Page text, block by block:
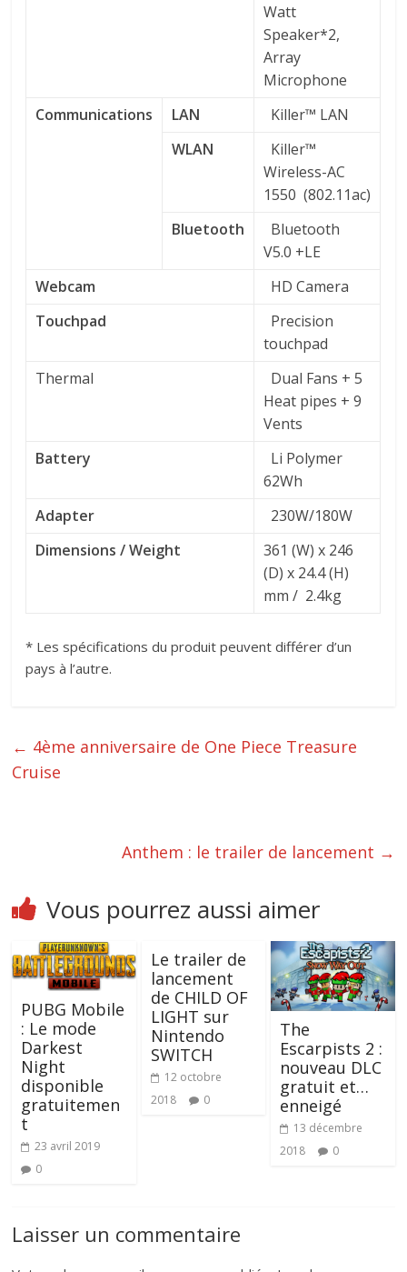
Watt
Speaker*2,
Array
Microphone
Communications
LAN
Killer™ LAN
WLAN
Killer™
Wireless-AC
1550 (802.11ac)
Bluetooth
Bluetooth
V5.0 +LE
Webcam
HD Camera
Touchpad
Precision
touchpad
Thermal
Dual Fans + 5
Heat pipes + 9
Vents
Battery
Li Polymer
62Wh
Adapter
230W/180W
Dimensions / Weight
361 (W) x 246
(D) x 24.4 (H)
mm / 2.4kg
* Les spécifications du produit peuvent différer d’un
pays à l’autre.
← 4ème anniversaire de One Piece Treasure
Cruise
Anthem : le trailer de lancement →
Vous pourrez aussi aimer
PUBG Mobile
: Le mode
Darkest
Night
disponible
gratuitemen
t
23 avril 2019
0
Le trailer de
lancement
de CHILD OF
LIGHT sur
Nintendo
SWITCH
12 octobre
2018
0
The
Escarpists 2 :
nouveau DLC
gratuit et…
enneigé
13 décembre
2018
0
Laisser un commentaire